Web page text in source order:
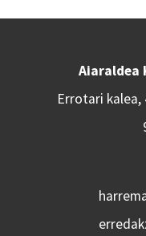
Aiaraldea
Errotari kalea,